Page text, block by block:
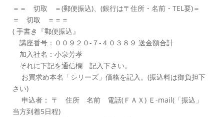
＝＝ 切取 ＝(郵便振込)、(銀行は〒住所・名前・TEL要)＝
＝ 切取 ＝＝＝
( 手書き『郵便振込』
講座番号：００９２０-７-４０３８９ 送金額合計
加入社名：小泉芳孝
それに下記を通信欄 記入下さい。
お買求め本名「シリーズ」価格を記入。(振込料は御負担下
さい)
申込者： 〒 住所 名前 電話(ＦＡＸ) Ｅ-mail(「振込」
当方到着5日程)